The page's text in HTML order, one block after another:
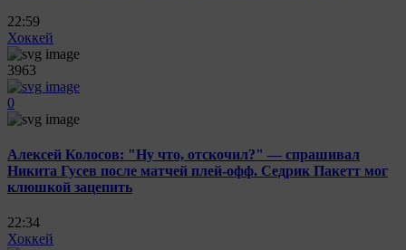
22:59
Хоккей
3963
0
Алексей Колосов: "Ну что, отскочил?" — спрашивал
Никита Гусев после матчей плей-офф. Седрик Пакетт мог
клюшкой зацепить
22:34
Хоккей